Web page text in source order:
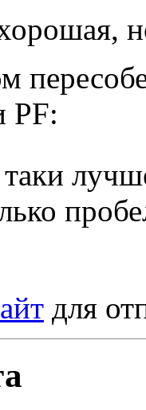
PF:
таки
для